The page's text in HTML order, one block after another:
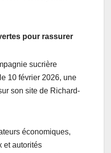
pour rassurer
sucrière
10 février 2026, une
son site de Richard-
économiques,
et autorités